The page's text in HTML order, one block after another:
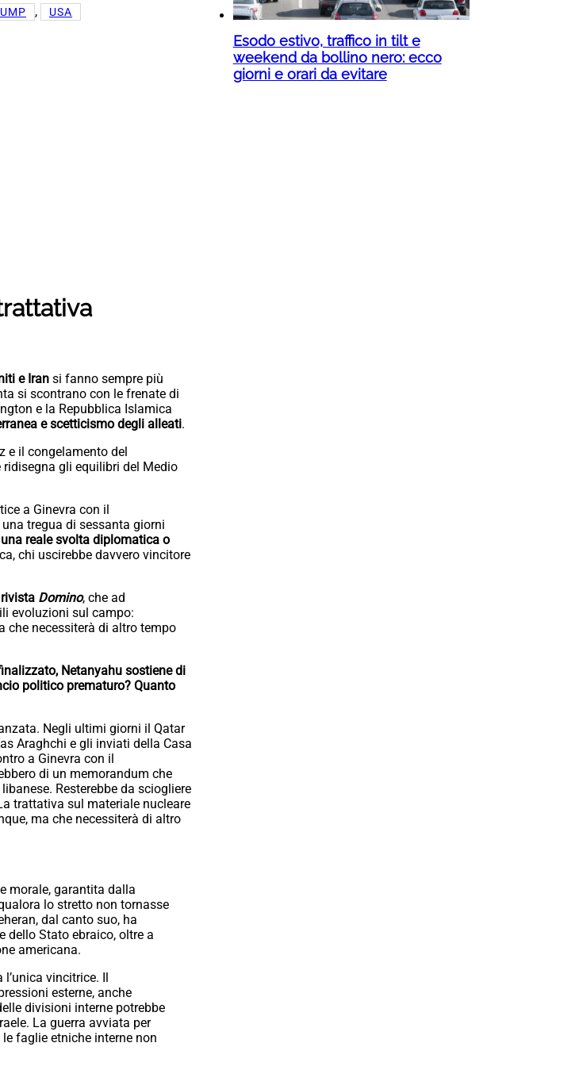
, USA
e Iran si fanno sempre più
si scontrano con le frenate di
e la Repubblica Islamica
e scetticismo degli alleati.
e il congelamento del
gli equilibri del Medio
a Ginevra con il
tregua di sessanta giorni
reale svolta diplomatica o
chi uscirebbe davvero vincitore
Domino, che ad
evoluzioni sul campo:
che necessiterà di altro tempo
Netanyahu sostiene di
politico prematuro? Quanto
Negli ultimi giorni il Qatar
Araghchi e gli inviati della Casa
a Ginevra con il
di un memorandum che
Resterebbe da sciogliere
trattativa sul materiale nucleare
ma che necessiterà di altro
morale, garantita dalla
lo stretto non tornasse
dal canto suo, ha
dello Stato ebraico, oltre a
americana.
vincitrice. Il
esterne, anche
divisioni interne potrebbe
La guerra avviata per
faglie etniche interne non
Esodo estivo, traffico in tilt e
weekend da bollino nero: ecco
giorni e orari da evitare